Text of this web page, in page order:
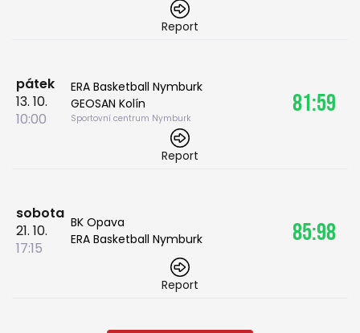
Report
pátek
13. 10.
10:00
ERA Basketball Nymburk
GEOSAN Kolín
Sportovní centrum Nymburk
81:59
Report
sobota
21. 10.
17:15
BK Opava
ERA Basketball Nymburk
85:98
Report